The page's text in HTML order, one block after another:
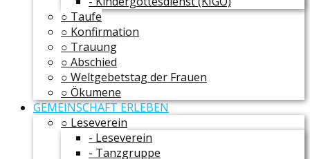
○ Taufe
○ Konfirmation
○ Trauung
○ Abschied
○ Weltgebetstag der Frauen
○ Ökumene
GEMEINSCHAFT ERLEBEN
○ Leseverein
- Leseverein
- Tanzgruppe